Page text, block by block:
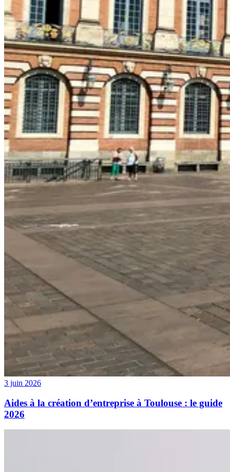
3 juin 2026
Aides à la création d’entreprise à Toulouse : le guide
2026